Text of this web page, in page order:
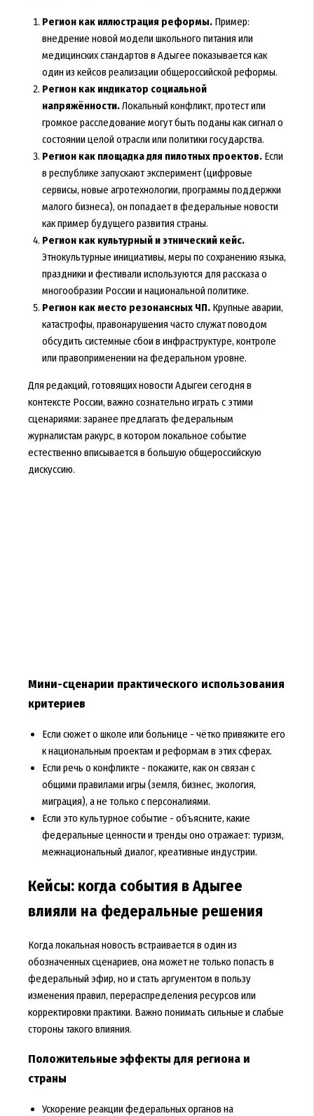
Регион как иллюстрация реформы.Пример:
внедрение новой модели школьного питания или
медицинских стандартов в Адыгее показывается как
один из кейсов реализации общероссийской реформы.
Регион как индикатор социальной
напряжённости.Локальный конфликт, протест или
громкое расследование могут быть поданы как сигнал о
состоянии целой отрасли или политики государства.
Регион как площадка для пилотных проектов.Если
в республике запускают эксперимент (цифровые
сервисы, новые агротехнологии, программы поддержки
малого бизнеса), он попадает в федеральные новости
как пример будущего развития страны.
Регион как культурный и этнический кейс.
Этнокультурные инициативы, меры по сохранению языка,
праздники и фестивали используются для рассказа о
многообразии России и национальной политике.
Регион как место резонансных ЧП.Крупные аварии,
катастрофы, правонарушения часто служат поводом
обсудить системные сбои в инфраструктуре, контроле
или правоприменении на федеральном уровне.
Для редакций, готовящих новости Адыгеи сегодня в
контексте России, важно сознательно играть с этими
сценариями: заранее предлагать федеральным
журналистам ракурс, в котором локальное событие
естественно вписывается в большую общероссийскую
дискуссию.
Мини-сценарии практического использования
критериев
Если сюжет о школе или больнице - чётко привяжите его
к национальным проектам и реформам в этих сферах.
Если речь о конфликте - покажите, как он связан с
общими правилами игры (земля, бизнес, экология,
миграция), а не только с персоналиями.
Если это культурное событие - объясните, какие
федеральные ценности и тренды оно отражает: туризм,
межнациональный диалог, креативные индустрии.
Кейсы: когда события в Адыгее
влияли на федеральные решения
Когда локальная новость встраивается в один из
обозначенных сценариев, она может не только попасть в
федеральный эфир, но и стать аргументом в пользу
изменения правил, перераспределения ресурсов или
корректировки практики. Важно понимать сильные и слабые
стороны такого влияния.
Положительные эффекты для региона и
страны
Ускорение реакции федеральных органов на